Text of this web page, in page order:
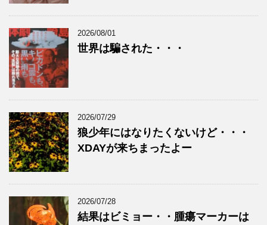
2026/08/01
世界は騙された・・・
2026/07/29
狼少年にはなりたくないけど・・・
XDAYが来ちまったよー
2026/07/28
結果はビミョー・・腫瘍マーカーは